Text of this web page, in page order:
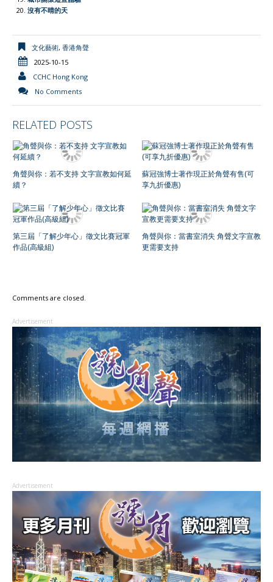
沒有不晴的天
文化藝術, 香港角聲
2025-10-15
CCHC Hong Kong
No Comments
RELATED POSTS
角聲與你：若不支持 文字宣教如何延
續？
蘇冠強博士著作現正於角聲有售(可
享九折優惠)
第三屆「了解少年心」徵文比賽冠軍
作品(高級組)
角聲與你：當書室消失 角聲文字宣教
更需要支持
Comments are closed.
Advertisement
Advertisement